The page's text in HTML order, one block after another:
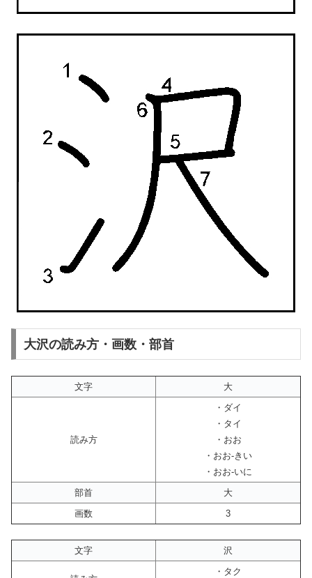
大沢の読み方・画数・部首
文字 大
読み方
・ダイ
・タイ
・おお
・おお-きい
・おお-いに
部首
大
画数
3
文字 沢
・タク